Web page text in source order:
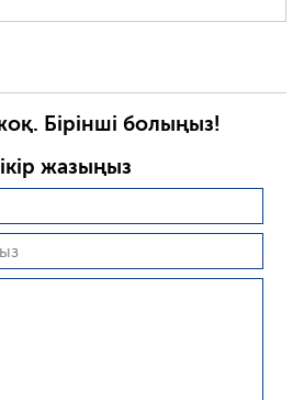
Бірінші болыңыз!
жазыңыз